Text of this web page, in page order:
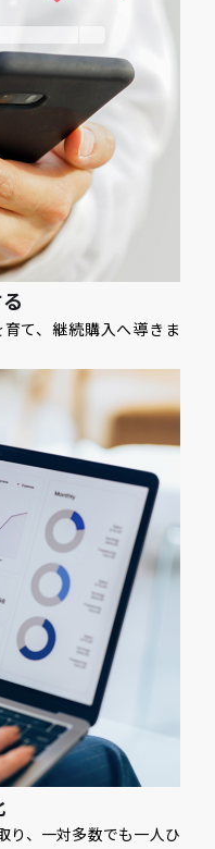
て、継続購入へ導きま
り、一対多数でも一人ひ